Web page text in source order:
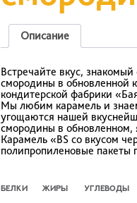
Описание
Встречайте вкус,
смородины в обновленной
кондитерской фабрики
Мы любим карамель и
угощаются нашей
смородины в обновленном,
Карамель «BS со вкусом
полипропиленовые пакеты
БЕЛКИ ЖИРЫ УГЛЕВОДЫ